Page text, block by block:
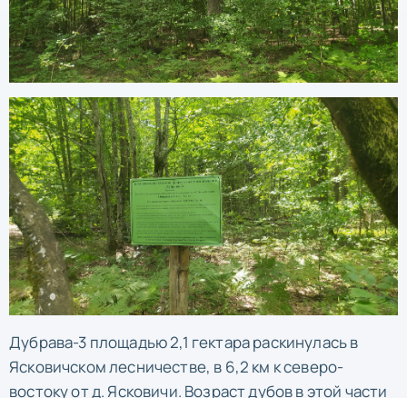
Дубрава-3 площадью 2,1 гектара раскинулась в
Ясковичском лесничестве, в 6,2 км к северо-
востоку от д. Ясковичи. Возраст дубов в этой части